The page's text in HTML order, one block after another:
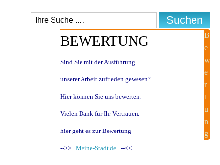
BEWERTUNG
Sind Sie mit der Ausführung
unserer Arbeit zufrieden gewesen?
Hier können Sie uns bewerten.
Vielen Dank für Ihr Vertrauen.
hier geht es zur Bewertung
-->> Meine-Stadt.de --<<
B
e
w
e
r
t
u
n
g